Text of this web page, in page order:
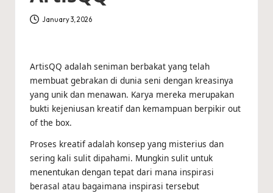
January 3, 2026
ArtisQQ adalah seniman berbakat yang telah
membuat gebrakan di dunia seni dengan kreasinya
yang unik dan menawan. Karya mereka merupakan
bukti kejeniusan kreatif dan kemampuan berpikir out
of the box.
Proses kreatif adalah konsep yang misterius dan
sering kali sulit dipahami. Mungkin sulit untuk
menentukan dengan tepat dari mana inspirasi
berasal atau bagaimana inspirasi tersebut